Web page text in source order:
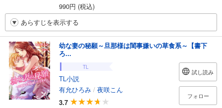
990円 (税込)
あらすじを表示する
幼な妻の秘願～旦那様は閨事嫌いの草食系～【書下
ろ...
TL
TL小説
有允ひろみ / 夜咲こん
3.7
試し読み
フォロー